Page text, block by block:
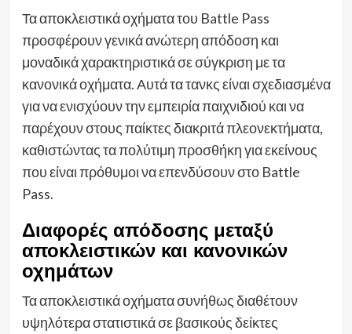
Τα αποκλειστικά οχήματα του Battle Pass
προσφέρουν γενικά ανώτερη απόδοση και
μοναδικά χαρακτηριστικά σε σύγκριση με τα
κανονικά οχήματα. Αυτά τα τανκς είναι σχεδιασμένα
για να ενισχύουν την εμπειρία παιχνιδιού και να
παρέχουν στους παίκτες διακριτά πλεονεκτήματα,
καθιστώντας τα πολύτιμη προσθήκη για εκείνους
που είναι πρόθυμοι να επενδύσουν στο Battle
Pass.
Διαφορές απόδοσης μεταξύ
αποκλειστικών και κανονικών
οχημάτων
Τα αποκλειστικά οχήματα συνήθως διαθέτουν
υψηλότερα στατιστικά σε βασικούς δείκτες